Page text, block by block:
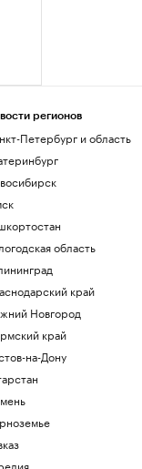
регионов
Петербург и область
область
край
Новгород
край
на-Дону